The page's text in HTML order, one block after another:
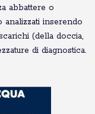
abbattere o
inserendo
(della doccia,
di diagnostica.